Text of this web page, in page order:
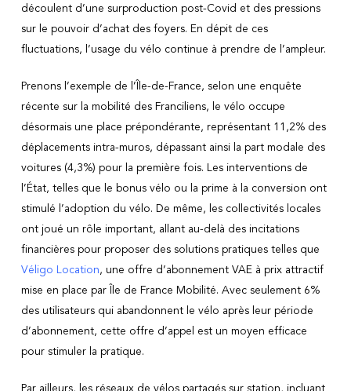
découlent d’une surproduction post-Covid et des pressions
sur le pouvoir d’achat des foyers. En dépit de ces
fluctuations, l’usage du vélo continue à prendre de l’ampleur.
Prenons l’exemple de l’Île-de-France, selon une enquête
récente sur la mobilité des Franciliens, le vélo occupe
désormais une place prépondérante, représentant 11,2% des
déplacements intra-muros, dépassant ainsi la part modale des
voitures (4,3%) pour la première fois. Les interventions de
l’État, telles que le bonus vélo ou la prime à la conversion ont
stimulé l’adoption du vélo. De même, les collectivités locales
ont joué un rôle important, allant au-delà des incitations
financières pour proposer des solutions pratiques telles que
Véligo Location, une offre d’abonnement VAE à prix attractif
mise en place par Île de France Mobilité. Avec seulement 6%
des utilisateurs qui abandonnent le vélo après leur période
d’abonnement, cette offre d’appel est un moyen efficace
pour stimuler la pratique.
Par ailleurs, les réseaux de vélos partagés sur station, incluant